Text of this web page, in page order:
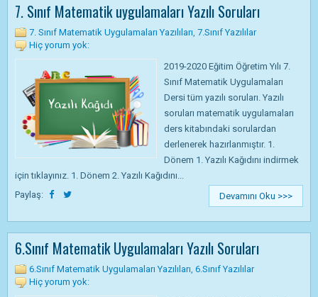
7. Sınıf Matematik uygulamaları Yazılı Soruları
7. Sınıf Matematik Uygulamaları Yazılıları, 7.Sınıf Yazılılar
Hiç yorum yok:
2019-2020 Eğitim Öğretim Yılı 7.
Sınıf Matematik Uygulamaları
Dersi tüm yazılı soruları. Yazılı
soruları matematik uygulamaları
ders kitabındaki sorulardan
derlenerek hazırlanmıştır. 1.
Dönem 1. Yazılı Kağıdını indirmek
için tıklayınız. 1. Dönem 2. Yazılı Kağıdını...
Paylaş:
Devamını Oku >>>
6.Sınıf Matematik Uygulamaları Yazılı Soruları
6.Sınıf Matematik Uygulamaları Yazılıları, 6.Sınıf Yazılılar
Hiç yorum yok: